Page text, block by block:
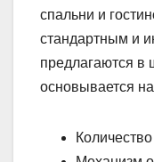
спальни и
стандартным и
предлагаются в
основывается